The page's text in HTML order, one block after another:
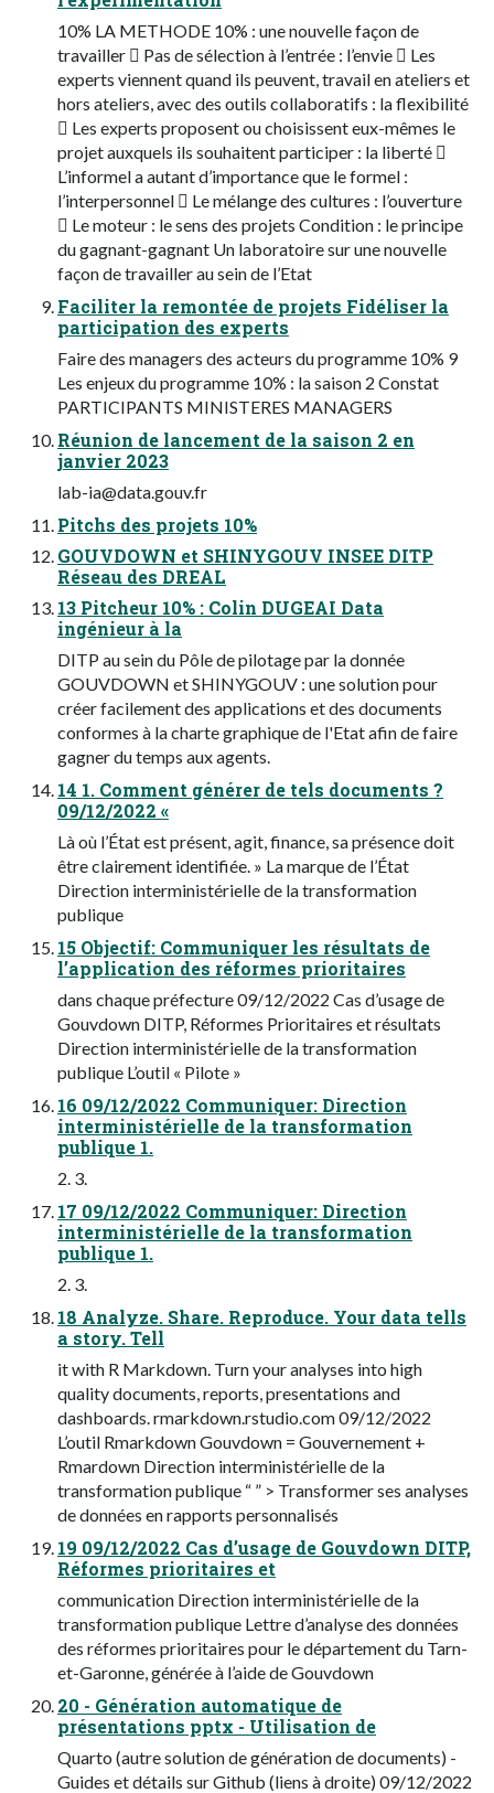
10% LA METHODE 10% : une nouvelle façon de
travailler  Pas de sélection à l’entrée : l’envie  Les
experts viennent quand ils peuvent, travail en ateliers et
hors ateliers, avec des outils collaboratifs : la flexibilité
 Les experts proposent ou choisissent eux-mêmes le
projet auxquels ils souhaitent participer : la liberté 
L’informel a autant d’importance que le formel :
l’interpersonnel  Le mélange des cultures : l’ouverture
 Le moteur : le sens des projets Condition : le principe
du gagnant-gagnant Un laboratoire sur une nouvelle
façon de travailler au sein de l’Etat
Faciliter la remontée de projets Fidéliser la
participation des experts
Faire des managers des acteurs du programme 10% 9
Les enjeux du programme 10% : la saison 2 Constat
PARTICIPANTS MINISTERES MANAGERS
Réunion de lancement de la saison 2 en
janvier 2023
lab-ia@data.gouv.fr
Pitchs des projets 10%
GOUVDOWN et SHINYGOUV INSEE DITP
Réseau des DREAL
13 Pitcheur 10% : Colin DUGEAI Data
ingénieur à la
DITP au sein du Pôle de pilotage par la donnée
GOUVDOWN et SHINYGOUV : une solution pour
créer facilement des applications et des documents
conformes à la charte graphique de l'Etat afin de faire
gagner du temps aux agents.
14 1. Comment générer de tels documents ?
09/12/2022 «
Là où l’État est présent, agit, finance, sa présence doit
être clairement identifiée. » La marque de l’État
Direction interministérielle de la transformation
publique
15 Objectif: Communiquer les résultats de
l’application des réformes prioritaires
dans chaque préfecture 09/12/2022 Cas d’usage de
Gouvdown DITP, Réformes Prioritaires et résultats
Direction interministérielle de la transformation
publique L’outil « Pilote »
16 09/12/2022 Communiquer: Direction
interministérielle de la transformation
publique 1.
2. 3.
17 09/12/2022 Communiquer: Direction
interministérielle de la transformation
publique 1.
2. 3.
18 Analyze. Share. Reproduce. Your data tells
a story. Tell
it with R Markdown. Turn your analyses into high
quality documents, reports, presentations and
dashboards. rmarkdown.rstudio.com 09/12/2022
L’outil Rmarkdown Gouvdown = Gouvernement +
Rmardown Direction interministérielle de la
transformation publique “ ” > Transformer ses analyses
de données en rapports personnalisés
19 09/12/2022 Cas d’usage de Gouvdown DITP,
Réformes prioritaires et
communication Direction interministérielle de la
transformation publique Lettre d’analyse des données
des réformes prioritaires pour le département du Tarn-
et-Garonne, générée à l’aide de Gouvdown
20 - Génération automatique de
présentations pptx - Utilisation de
Quarto (autre solution de génération de documents) -
Guides et détails sur Github (liens à droite) 09/12/2022